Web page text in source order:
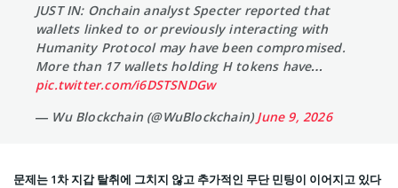
JUST IN: Onchain analyst Specter reported that
wallets linked to or previously interacting with
Humanity Protocol may have been compromised.
More than 17 wallets holding H tokens have…
pic.twitter.com/i6DSTSNDGw
— Wu Blockchain (@WuBlockchain)June 9, 2026
문제는 1차 지갑 탈취에 그치지 않고 추가적인 무단 민팅이 이어지고 있다